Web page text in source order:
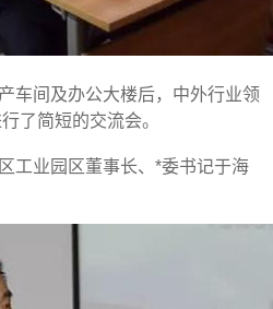
车间及办公大楼后，中外行业领
了简短的交流会。
工业园区董事长、*委书记于海